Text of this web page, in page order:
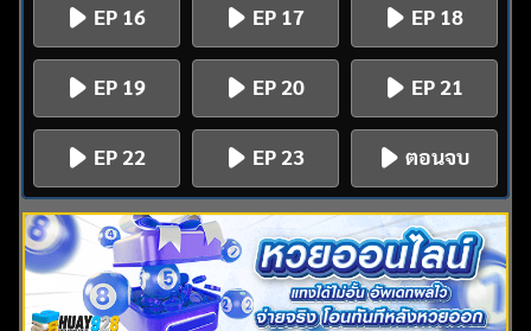
EP 16 EP 17 EP 18
EP 19 EP 20 EP 21
EP 22 EP 23 ตอนจบ